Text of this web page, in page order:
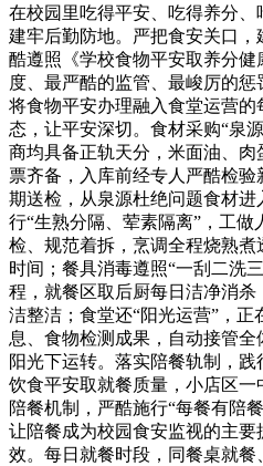
在校园里吃得平安、吃得养分
建牢后勤防地。严把食安关口
酷遵照《学校食物平安取养分健
度、最严酷的监管、最峻厉的惩
将食物平安办理融入食堂运营
态，让平安深切。食材采购“泉
商均具备正轨天分，米面油、
票齐备，入库前经专人严酷检
期送检，从泉源杜绝问题食材
行“生熟分隔、荤素隔离”，工
检、规范着拆，烹调全程烧熟
时间；餐具消毒遵照“一刮二洗
程，就餐区取后厨每日洁净消
洁整洁；食堂还“阳光运营”，
息、食物检测成果，自动接管
阳光下运转。落实陪餐轨制，
饮食平安取就餐质量，小店区
陪餐机制，严酷施行“每餐有陪
让陪餐成为校园食安监视的主
效。每日就餐时段，同餐桌就